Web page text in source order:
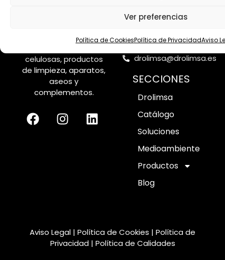
Ver preferencias
Política de CookiesPolítica de PrivacidadAviso
comercialización de
celulosas, productos
de limpieza, aparatos,
aseos y
complementos.
50, 50420
Cadrete,
Zaragoza
drolimsa@drolimsa.es
SECCIONES
Drolimsa
Catálogo
Soluciones
Medioambiente
Productos
Blog
Aviso Legal | Política de Cookies | Política de
Privacidad| Política de Calidades